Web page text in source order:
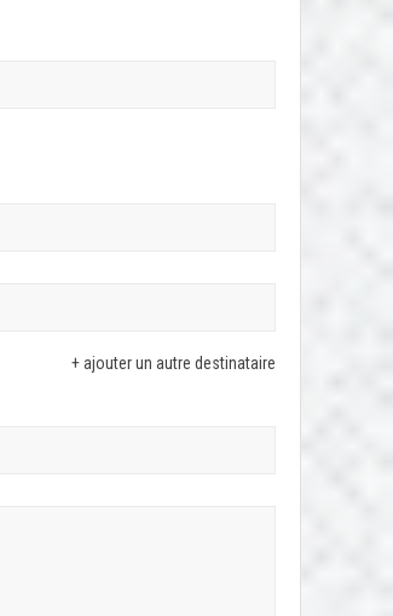
+ ajouter un autre destinataire